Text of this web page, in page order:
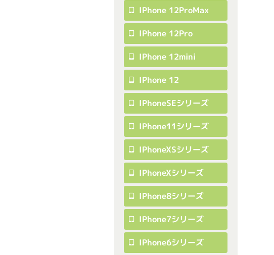
IPhone 12ProMax
IPhone 12Pro
IPhone 12mini
IPhone 12
IPhoneSEシリーズ
IPhone11シリーズ
IPhoneXSシリーズ
IPhoneXシリーズ
IPhone8シリーズ
IPhone7シリーズ
IPhone6シリーズ